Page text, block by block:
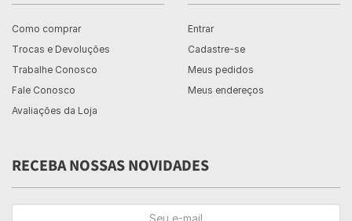
Como comprar
Trocas e Devoluções
Trabalhe Conosco
Fale Conosco
Avaliações da Loja
Entrar
Cadastre-se
Meus pedidos
Meus endereços
RECEBA NOSSAS NOVIDADES